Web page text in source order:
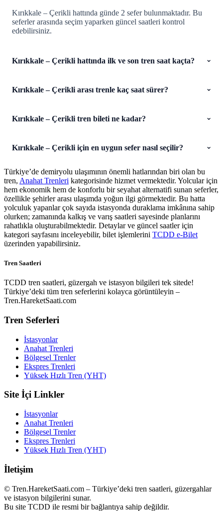
Kırıkkale – Çerikli hattında günde 2 sefer bulunmaktadır. Bu
seferler arasında seçim yaparken güncel saatleri kontrol
edebilirsiniz.
Kırıkkale – Çerikli hattında ilk ve son tren saat kaçta?
Kırıkkale – Çerikli arası trenle kaç saat sürer?
Kırıkkale – Çerikli tren bileti ne kadar?
Kırıkkale – Çerikli için en uygun sefer nasıl seçilir?
Türkiye’de demiryolu ulaşımının önemli hatlarından biri olan bu
tren, Anahat Trenleri kategorisinde hizmet vermektedir. Yolcular için
hem ekonomik hem de konforlu bir seyahat alternatifi sunan seferler,
özellikle şehirler arası ulaşımda yoğun ilgi görmektedir. Bu hatta
yolculuk yapanlar çok sayıda istasyonda duraklama imkânına sahip
olurken; zamanında kalkış ve varış saatleri sayesinde planlarını
rahatlıkla oluşturabilmektedir. Detaylar ve güncel saatler için
kategori sayfasını inceleyebilir, bilet işlemlerini TCDD e-Bilet
üzerinden yapabilirsiniz.
Tren Saatleri
TCDD tren saatleri, güzergah ve istasyon bilgileri tek sitede!
Türkiye’deki tüm tren seferlerini kolayca görüntüleyin –
Tren.HareketSaati.com
Tren Seferleri
İstasyonlar
Anahat Trenleri
Bölgesel Trenler
Ekspres Trenleri
Yüksek Hızlı Tren (YHT)
Site İçi Linkler
İstasyonlar
Anahat Trenleri
Bölgesel Trenler
Ekspres Trenleri
Yüksek Hızlı Tren (YHT)
İletişim
© Tren.HareketSaati.com – Türkiye’deki tren saatleri, güzergahlar
ve istasyon bilgilerini sunar.
Bu site TCDD ile resmi bir bağlantıya sahip değildir.